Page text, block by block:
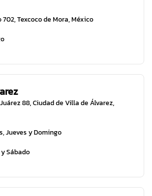
702,Texcoco de Mora,México
88,Ciudad de Villa de Álvarez,
Jueves y Domingo
Sábado